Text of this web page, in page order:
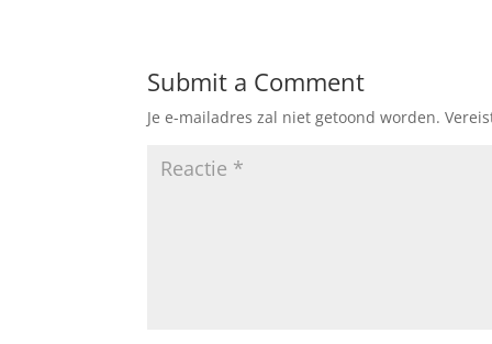
Submit a Comment
Je e-mailadres zal niet getoond worden.